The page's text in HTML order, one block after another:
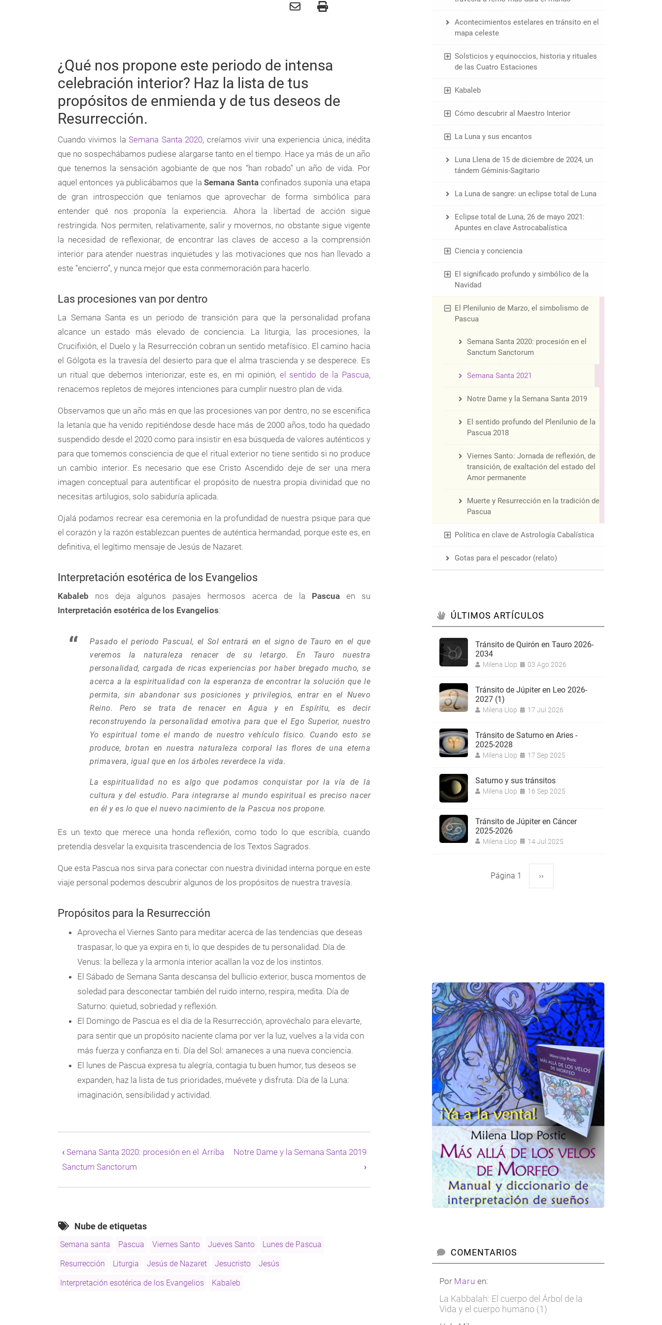
¿Qué nos propone este periodo de intensa
celebración interior? Haz la lista de tus
propósitos de enmienda y de tus deseos de
Resurrección.
Cuando vivimos la Semana Santa 2020, creíamos vivir una experiencia única, inédita
que no sospechábamos pudiese alargarse tanto en el tiempo. Hace ya más de un año
que tenemos la sensación agobiante de que nos “han robado” un año de vida. Por
aquel entonces ya publicábamos que laSemana Santaconfinados suponía una etapa
de gran introspección que teníamos que aprovechar de forma simbólica para
entender qué nos proponía la experiencia. Ahora la libertad de acción sigue
restringida. Nos permiten, relativamente, salir y movernos, no obstante sigue vigente
la necesidad de reflexionar, de encontrar las claves de acceso a la comprensión
interior para atender nuestras inquietudes y las motivaciones que nos han llevado a
este “encierro”, y nunca mejor que esta conmemoración para hacerlo.
Las procesiones van por dentro
La Semana Santa es un periodo de transición para que la personalidad profana
alcance un estado más elevado de conciencia. La liturgia, las procesiones, la
Crucifixión, el Duelo y la Resurrección cobran un sentido metafísico. El camino hacia
el Gólgota es la travesía del desierto para que el alma trascienda y se desperece. Es
un ritual que debemos interiorizar, este es, en mi opinión, el sentido de la Pascua,
renacemos repletos de mejores intenciones para cumplir nuestro plan de vida.
Observamos que un año más en que las procesiones van por dentro, no se escenifica
la letanía que ha venido repitiéndose desde hace más de 2000 años, todo ha quedado
suspendido desde el 2020 como para insistir en esa búsqueda de valores auténticos y
para que tomemos consciencia de que el ritual exterior no tiene sentido si no produce
un cambio interior. Es necesario que ese Cristo Ascendido deje de ser una mera
imagen conceptual para autentificar el propósito de nuestra propia divinidad que no
necesitas artilugios, solo sabiduría aplicada.
Ojalá podamos recrear esa ceremonia en la profundidad de nuestra psique para que
el corazón y la razón establezcan puentes de auténtica hermandad, porque este es, en
definitiva, el legítimo mensaje de Jesús de Nazaret.
Interpretación esotérica de los Evangelios
Kabaleb nos deja algunos pasajes hermosos acerca de la Pascuaen su
Interpretación esotérica de los Evangelios:
Pasado el periodo Pascual, el Sol entrará en el signo de Tauro en el que
veremos la naturaleza renacer de su letargo. En Tauro nuestra
personalidad, cargada de ricas experiencias por haber bregado mucho, se
acerca a la espiritualidad con la esperanza de encontrar la solución que le
permita, sin abandonar sus posiciones y privilegios, entrar en el Nuevo
Reino. Pero se trata de renacer en Agua y en Espíritu, es decir
reconstruyendo la personalidad emotiva para que el Ego Superior, nuestro
Yo espiritual tome el mando de nuestro vehículo físico. Cuando esto se
produce, brotan en nuestra naturaleza corporal las flores de una eterna
primavera, igual que en los árboles reverdece la vida.
La espiritualidad no es algo que podamos conquistar por la vía de la
cultura y del estudio. Para integrarse al mundo espiritual es preciso nacer
en él y es lo que el nuevo nacimiento de la Pascua nos propone.
Es un texto que merece una honda reflexión, como todo lo que escribía, cuando
pretendía desvelar la exquisita trascendencia de los Textos Sagrados.
Que esta Pascua nos sirva para conectar con nuestra divinidad interna porque en este
viaje personal podemos descubrir algunos de los propósitos de nuestra travesía.
Propósitos para la Resurrección
Aprovecha el Viernes Santo para meditar acerca de las tendencias que deseas
traspasar, lo que ya expira en ti, lo que despides de tu personalidad. Día de
Venus: la belleza y la armonía interior acallan la voz de los instintos.
El Sábado de Semana Santa descansa del bullicio exterior, busca momentos de
soledad para desconectar también del ruido interno, respira, medita. Día de
Saturno: quietud, sobriedad y reflexión.
El Domingo de Pascua es el día de la Resurrección, aprovéchalo para elevarte,
para sentir que un propósito naciente clama por ver la luz, vuelves a la vida con
más fuerza y confianza en ti. Día del Sol: amaneces a una nueva conciencia.
El lunes de Pascua expresa tu alegría, contagia tu buen humor, tus deseos se
expanden, haz la lista de tus prioridades, muévete y disfruta. Día de la Luna:
imaginación, sensibilidad y actividad.
transversales
de
Book
Semana
‹Semana Santa 2020: procesión en el
Sanctum Sanctorum
Arriba
Notre Dame y la Semana Santa 2019
›
Nube de etiquetas
Semana santa Pascua Viernes Santo Jueves Santo Lunes de Pascua
Resurrección Liturgia Jesús de Nazaret Jesucristo Jesús
Interpretación esotérica de los Evangelios Kabaleb
Acontecimientos estelares en tránsito en el
mapa celeste
Solsticios y equinoccios, historia y rituales
de las Cuatro Estaciones
Kabaleb
Cómo descubrir al Maestro Interior
La Luna y sus encantos
Luna Llena de 15 de diciembre de 2024, un
tándem Géminis-Sagitario
La Luna de sangre: un eclipse total de Luna
Eclipse total de Luna, 26 de mayo 2021:
Apuntes en clave Astrocabalística
Ciencia y conciencia
El significado profundo y simbólico de la
Navidad
El Plenilunio de Marzo, el simbolismo de
Pascua
Semana Santa 2020: procesión en el
Sanctum Sanctorum
Semana Santa 2021
Notre Dame y la Semana Santa 2019
El sentido profundo del Plenilunio de la
Pascua 2018
Viernes Santo: Jornada de reflexión, de
transición, de exaltación del estado del
Amor permanente
Muerte y Resurrección en la tradición de
Pascua
Política en clave de Astrología Cabalística
Gotas para el pescador (relato)
ÚLTIMOS ARTÍCULOS
Tránsito de Quirón en Tauro 2026-
2034
Milena Llop 03 Ago 2026
Tránsito de Júpiter en Leo 2026-
2027 (1)
Milena Llop 17 Jul 2026
Tránsito de Saturno en Aries -
2025-2028
Milena Llop 17 Sep 2025
Saturno y sus tránsitos
Milena Llop 16 Sep 2025
Tránsito de Júpiter en Cáncer
2025-2026
Milena Llop 14 Jul 2025
Página 1 Siguiente
››
COMENTARIOS
Por Maru en:
La Kabbalah: El cuerpo del Árbol de la
Vida y el cuerpo humano (1)